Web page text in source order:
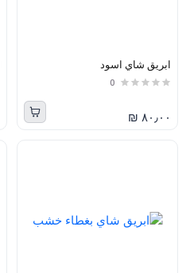
ابريق شاي اسود
0
٨٠٫٠٠ ₪